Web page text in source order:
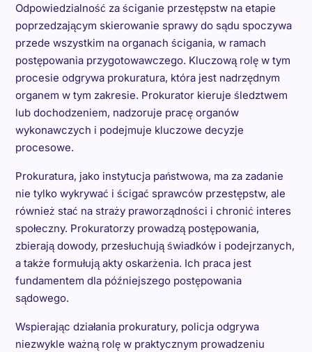
Odpowiedzialność za ściganie przestępstw na etapie
poprzedzającym skierowanie sprawy do sądu spoczywa
przede wszystkim na organach ścigania, w ramach
postępowania przygotowawczego. Kluczową rolę w tym
procesie odgrywa prokuratura, która jest nadrzędnym
organem w tym zakresie. Prokurator kieruje śledztwem
lub dochodzeniem, nadzoruje pracę organów
wykonawczych i podejmuje kluczowe decyzje
procesowe.
Prokuratura, jako instytucja państwowa, ma za zadanie
nie tylko wykrywać i ścigać sprawców przestępstw, ale
również stać na straży praworządności i chronić interes
społeczny. Prokuratorzy prowadzą postępowania,
zbierają dowody, przesłuchują świadków i podejrzanych,
a także formułują akty oskarżenia. Ich praca jest
fundamentem dla późniejszego postępowania
sądowego.
Wspierając działania prokuratury, policja odgrywa
niezwykle ważną rolę w praktycznym prowadzeniu